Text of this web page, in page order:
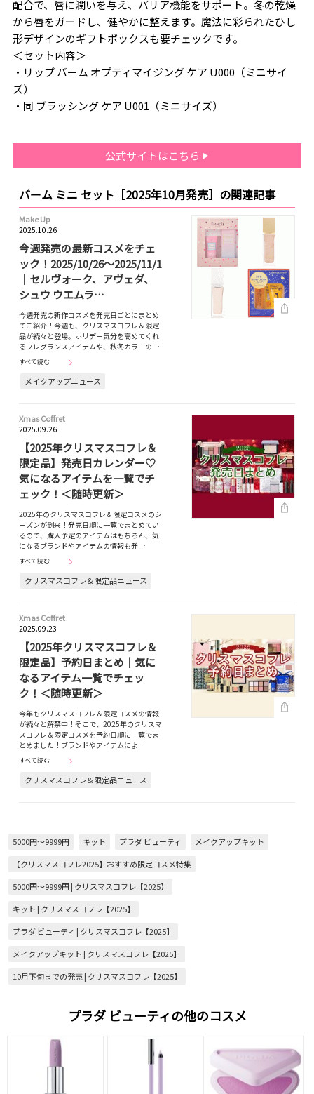
配合で、唇に潤いを与え、バリア機能をサポート。冬の乾燥
から唇をガードし、健やかに整えます。魔法に彩られたひし
形デザインのギフトボックスも要チェックです。
＜セット内容＞
・リップ バーム オプティマイジング ケア U000（ミニサイ
ズ）
・同 ブラッシング ケア U001（ミニサイズ）
公式サイトはこちら
バーム ミニ セット［2025年10月発売］の関連記事
Make Up
2025.10.26
今週発売の最新コスメをチェ
ック！2025/10/26～2025/11/1
｜セルヴォーク、アヴェダ、
シュウ ウエムラ…
今週発売の新作コスメを発売日ごとにまとめ
てご紹介！今週も、クリスマスコフレ＆限定
品が続々と登場。ホリデー気分を高めてくれ
るフレグランスアイテムや、秋冬カラーの…
すべて読む
メイクアップニュース
Xmas Coffret
2025.09.26
【2025年クリスマスコフレ＆
限定品】発売日カレンダー♡
気になるアイテムを一覧でチ
ェック！＜随時更新＞
2025年のクリスマスコフレ＆限定コスメのシ
ーズンが到来！発売日順に一覧でまとめてい
るので、購入予定のアイテムはもちろん、気
になるブランドやアイテムの情報も発…
すべて読む
クリスマスコフレ＆限定品ニュース
Xmas Coffret
2025.09.23
【2025年クリスマスコフレ＆
限定品】予約日まとめ｜気に
なるアイテム一覧でチェッ
ク！＜随時更新＞
今年もクリスマスコフレ＆限定コスメの情報
が続々と解禁中！そこで、2025年のクリスマ
スコフレ＆限定コスメを予約日順に一覧でま
とめました！ブランドやアイテムによ…
すべて読む
クリスマスコフレ＆限定品ニュース
5000円～9999円 キット プラダ ビューティ
メイクアップキット
【クリスマスコフレ2025】おすすめ限定コスメ特集
5000円～9999円 | クリスマスコフレ【2025】
キット | クリスマスコフレ【2025】
プラダ ビューティ | クリスマスコフレ【2025】
メイクアップキット | クリスマスコフレ【2025】
10月下旬までの発売 | クリスマスコフレ【2025】
プラダ ビューティの他のコスメ